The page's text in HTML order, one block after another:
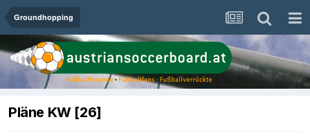
Groundhopping
Pläne KW [26]